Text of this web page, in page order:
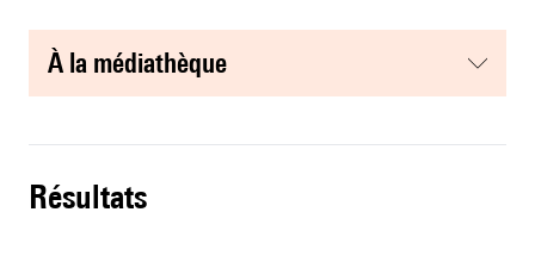
à la médiathèque
résultats